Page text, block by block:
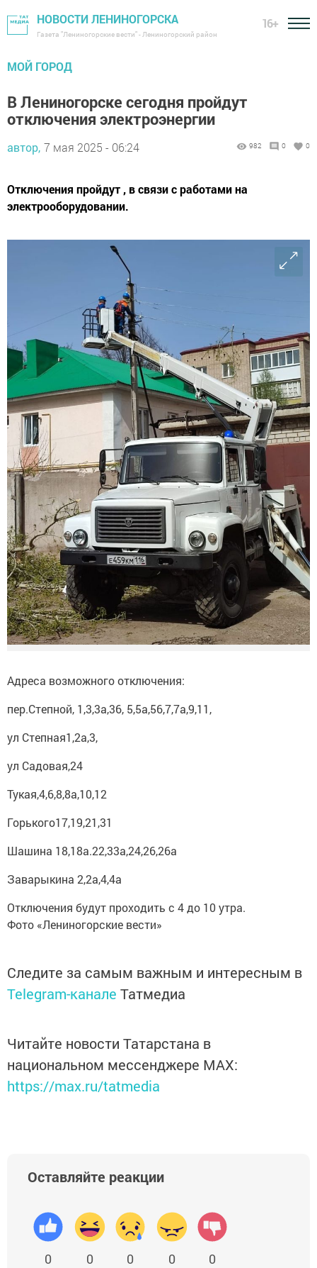
НОВОСТИ ЛЕНИНОГОРСКА
Газета "Лениногорские вести" - Лениногорский район
16+
МОЙ ГОРОД
В Лениногорске сегодня пройдут
отключения электроэнергии
автор, 7 мая 2025 - 06:24 982 0 0
Отключения пройдут , в связи с работами на
электрооборудовании.
Адреса возможного отключения:
пер.Степной, 1,3,3а,36, 5,5а,56,7,7а,9,11,
ул Степная1,2а,3,
ул Садовая,24
Тукая,4,6,8,8а,10,12
Горького17,19,21,31
Шашина 18,18а.22,33а,24,26,26а
Заварыкина 2,2а,4,4а
Отключения будут проходить с 4 до 10 утра.
Фото «Лениногорские вести»
Следите за самым важным и интересным в
Telegram-канале Татмедиа
Читайте новости Татарстана в
национальном мессенджере MАХ:
https://max.ru/tatmedia
Оставляйте реакции
0 0 0 0 0